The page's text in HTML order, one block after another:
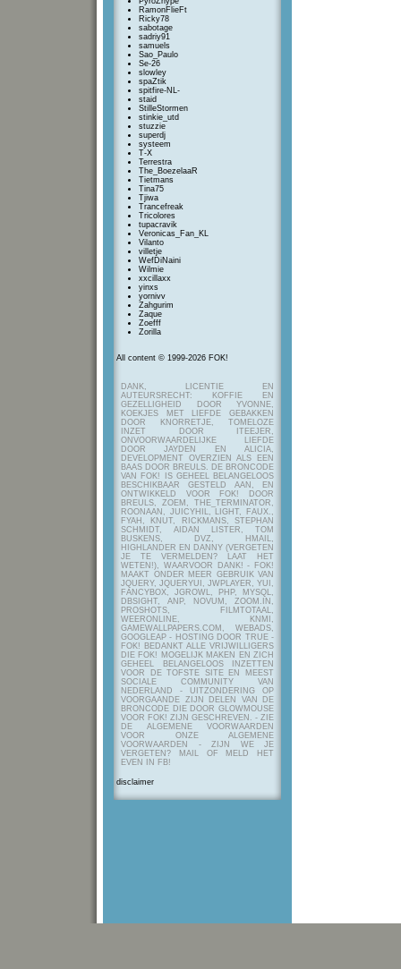
RamonFlieFt
Ricky78
sabotage
sadriy91
samuels
Sao_Paulo
Se-26
slowley
spaZtik
spitfire-NL-
staid
StilleStormen
stinkie_utd
stuzzie
superdj
systeem
T-X
Terrestra
The_BoezelaaR
Tietmans
Tina75
Tjiwa
Trancefreak
Tricolores
tupacravik
Veronicas_Fan_KL
Vilanto
villetje
WefDiNaini
Wilmie
xxcillaxx
yinxs
yornivv
Zahgurim
Zaque
Zoefff
Zorilla
All content © 1999-2026 FOK!
DANK, LICENTIE EN
AUTEURSRECHT: KOFFIE EN
GEZELLIGHEID DOOR YVONNE,
KOEKJES MET LIEFDE GEBAKKEN
DOOR KNORRETJE, TOMELOZE
INZET DOOR ITEEJER,
ONVOORWAARDELIJKE LIEFDE
DOOR JAYDEN EN ALICIA,
DEVELOPMENT OVERZIEN ALS EEN
BAAS DOOR BREULS. DE BRONCODE
VAN FOK! IS GEHEEL BELANGELOOS
BESCHIKBAAR GESTELD AAN, EN
ONTWIKKELD VOOR FOK! DOOR
BREULS, ZOEM, THE_TERMINATOR,
ROONAAN, JUICYHIL, LIGHT, FAUX.,
FYAH, KNUT, RICKMANS, STEPHAN
SCHMIDT, AIDAN LISTER, TOM
BUSKENS, DVZ, HMAIL,
HIGHLANDER EN DANNY (VERGETEN
JE TE VERMELDEN? LAAT HET
WETEN!), WAARVOOR DANK! - FOK!
MAAKT ONDER MEER GEBRUIK VAN
JQUERY, JQUERYUI, JWPLAYER, YUI,
FANCYBOX, JGROWL, PHP, MYSQL,
DBSIGHT, ANP, NOVUM, ZOOM.IN,
PROSHOTS, FILMTOTAAL,
WEERONLINE, KNMI,
GAMEWALLPAPERS.COM, WEBADS,
GOOGLEAP - HOSTING DOOR TRUE -
FOK! BEDANKT ALLE VRIJWILLIGERS
DIE FOK! MOGELIJK MAKEN EN ZICH
GEHEEL BELANGELOOS INZETTEN
VOOR DE TOFSTE SITE EN MEEST
SOCIALE COMMUNITY VAN
NEDERLAND - UITZONDERING OP
VOORGAANDE ZIJN DELEN VAN DE
BRONCODE DIE DOOR GLOWMOUSE
VOOR FOK! ZIJN GESCHREVEN. - ZIE
DE ALGEMENE VOORWAARDEN
VOOR ONZE ALGEMENE
VOORWAARDEN - ZIJN WE JE
VERGETEN? MAIL OF MELD HET
EVEN IN FB!
disclaimer